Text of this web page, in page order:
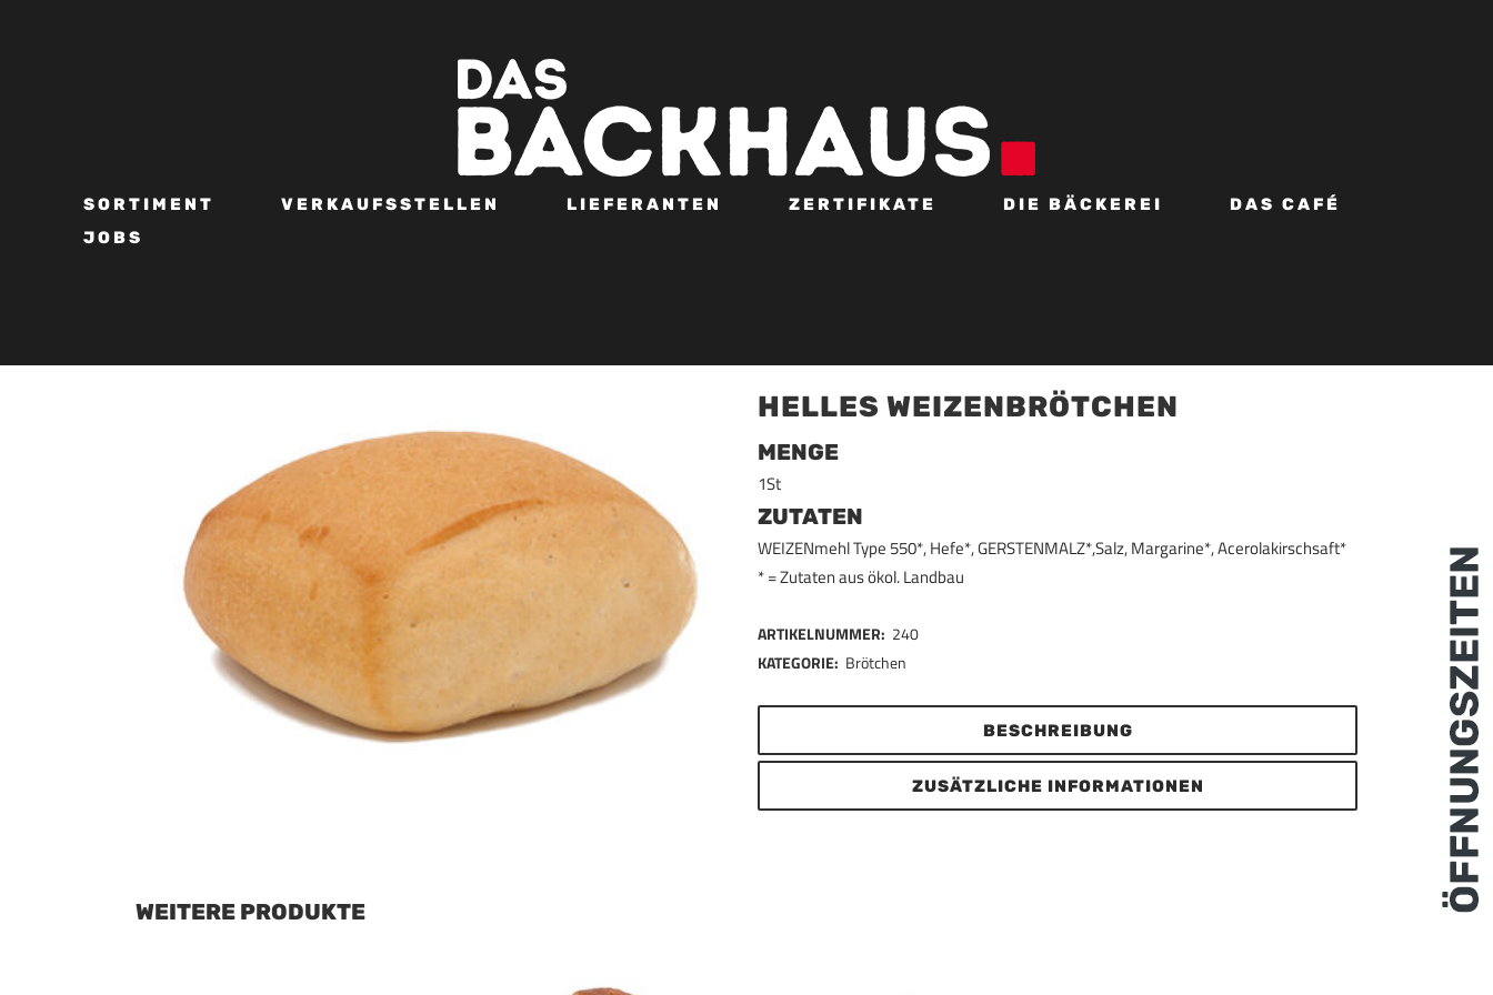
SORTIMENT VERKAUFSSTELLEN LIEFERANTEN ZERTIFIKATE DIE BÄCKEREI
DAS CAFÉ
JOBS
HELLES WEIZENBRÖTCHEN
MENGE
1St
ZUTATEN
WEIZENmehl Type 550*, Hefe*, GERSTENMALZ*,Salz, Margarine*, Acerolakirschsaft*
* = Zutaten aus ökol. Landbau
ARTIKELNUMMER: 240
KATEGORIE: Brötchen
BESCHREIBUNG
ZUSÄTZLICHE INFORMATIONEN
WEITERE PRODUKTE